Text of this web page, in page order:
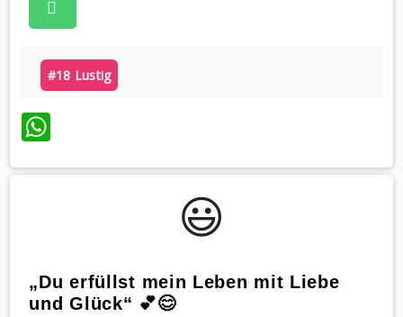
#18 Lustig
WhatsApp
😃️
„Du erfüllst mein Leben mit Liebe
und Glück“ 💕😊